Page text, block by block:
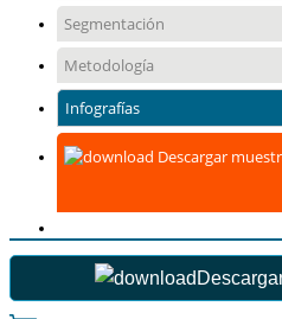
Segmentación
Metodología
Infografías
Descargar